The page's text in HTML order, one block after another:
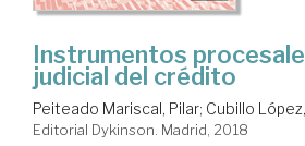
Instrumentos
judicial del crédito
Peiteado Mariscal, Pilar; Cubillo
Editorial Dykinson. Madrid, 2018